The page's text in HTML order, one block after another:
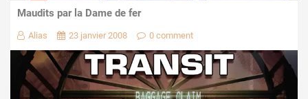
Maudits par la Dame de fer
Alias 23 janvier 2008 0 comment